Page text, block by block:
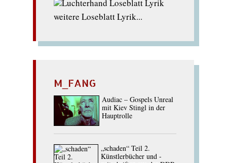
weitere Loseblatt Lyrik...
M_FANG
Audiac – Gospels Unreal
mit Kiev Stingl in der
Hauptrolle
„schaden“ Teil 2.
Künstlerbücher und -